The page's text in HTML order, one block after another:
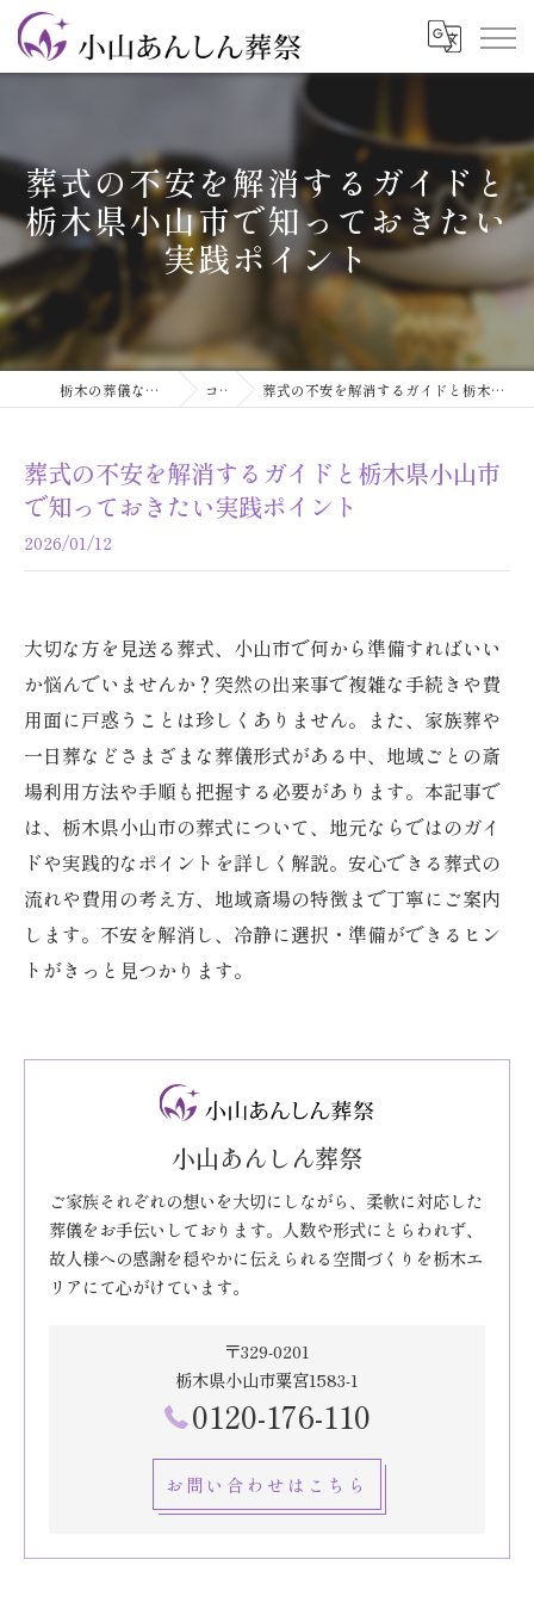
葬式の不安を解消するガイドと
栃木県小山市で知っておきたい
実践ポイント
栃木の葬儀なら小山あんしん葬祭 コラム 葬式の不安を解消するガイドと栃木県小山市で知っておきたい実践ポイント
葬式の不安を解消するガイドと栃木県小山市
で知っておきたい実践ポイント
2026/01/12
大切な方を見送る葬式、小山市で何から準備すればいい
か悩んでいませんか？突然の出来事で複雑な手続きや費
用面に戸惑うことは珍しくありません。また、家族葬や
一日葬などさまざまな葬儀形式がある中、地域ごとの斎
場利用方法や手順も把握する必要があります。本記事で
は、栃木県小山市の葬式について、地元ならではのガイ
ドや実践的なポイントを詳しく解説。安心できる葬式の
流れや費用の考え方、地域斎場の特徴まで丁寧にご案内
します。不安を解消し、冷静に選択・準備ができるヒン
トがきっと見つかります。
小山あんしん葬祭
ご家族それぞれの想いを大切にしながら、柔軟に対応した
葬儀をお手伝いしております。人数や形式にとらわれず、
故人様への感謝を穏やかに伝えられる空間づくりを栃木エ
リアにて心がけています。
〒329-0201
栃木県小山市粟宮1583-1
0120-176-110
お問い合わせはこちら